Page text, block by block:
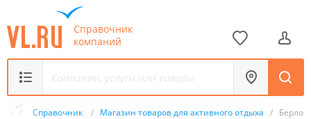
Справочник
компаний
/ Справочник / Магазин товаров для активного отдыха / Берлога